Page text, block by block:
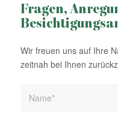
Fragen,
Wir freuen uns auf Ihre
zeitnah bei Ihnen